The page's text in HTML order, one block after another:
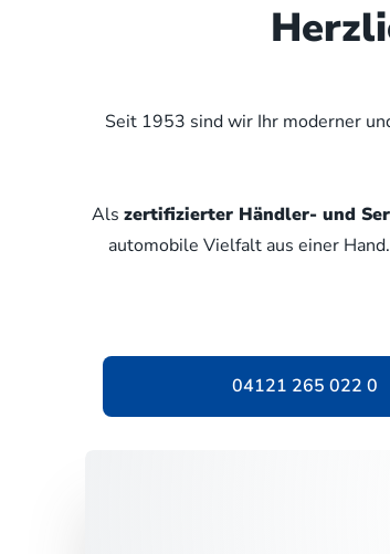
Seit 1953 sind wir Ihr moderner
Als zertifizierter Händler- und
automobile Vielfalt aus einer
04121 265 022 0